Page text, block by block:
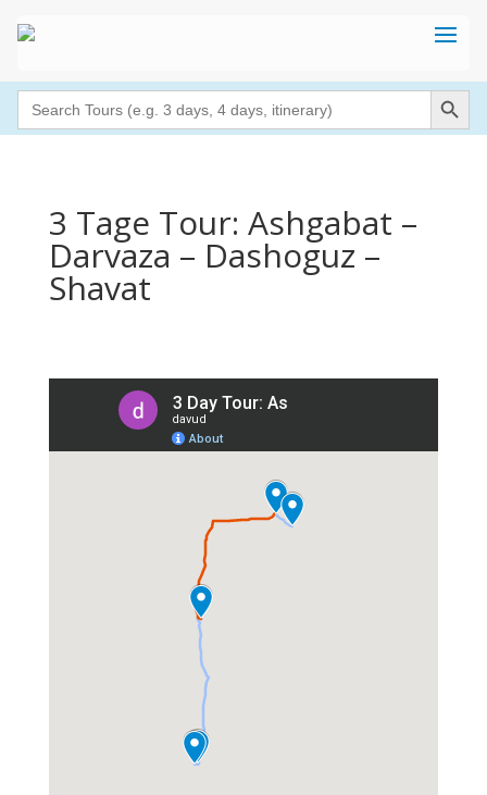
Search
for:
Search Button
3 Tage Tour: Ashgabat –
Darvaza – Dashoguz –
Shavat